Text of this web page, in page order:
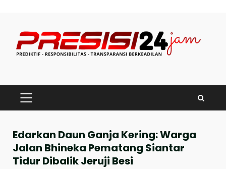
content
PRIMARY
MENU
Edarkan Daun Ganja Kering: Warga
Jalan Bhineka Pematang Siantar
Tidur Dibalik Jeruji Besi